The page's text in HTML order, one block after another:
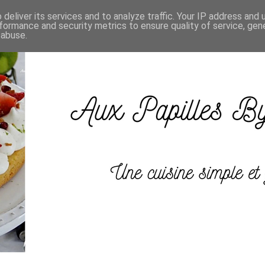
its services and to analyze traffic. Your IP address and
and security metrics to ensure quality of service,